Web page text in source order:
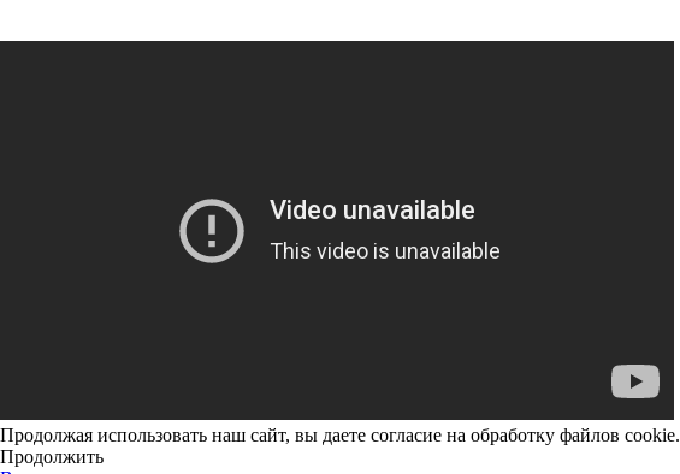
Продолжая использовать наш сайт, вы даете согласие на обработку файлов cookie.
Продолжить